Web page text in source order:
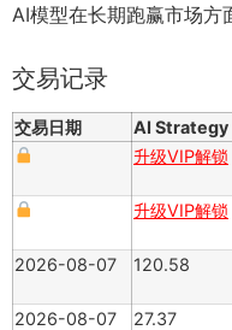
AI模型在长期跑赢市场方
交易记录
交易日期 AI Strategy
升级VIP解锁
升级VIP解锁
2026-08-07
120.58
2026-08-07
27.37